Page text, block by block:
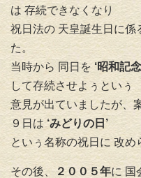
は 存続できなくなり
祝日法の 天皇誕生日に係
た。
当時から 同日を ‘昭和記
して存続させよぅといぅ
意見が出ていましたが、
９日は ‘みどりの日’
といぅ名称の祝日に 改め
その後、 ２００５年に 国